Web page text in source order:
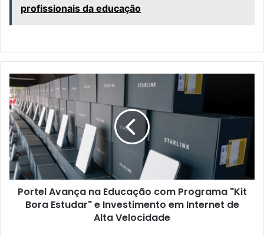
profissionais da educação
P
o
r
t
e
l
A
a
Portel Avança na Educação com Programa "Kit
Bora Estudar" e Investimento em Internet de
Alta Velocidade